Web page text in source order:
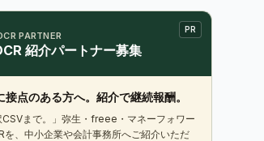
PR
PARTNER
紹介パートナー募集
点のある方へ。紹介で継続報酬。
CSVまで。」弥生・freee・マネーフォワー
を、中小企業や会計事務所へご紹介いただ